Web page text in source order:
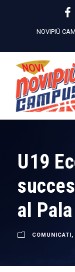
NOVIPIÙ
U19
al
COMUNICATI,